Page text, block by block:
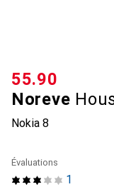
Noreve
Nokia 8
CHF
55.90
1
Évaluations